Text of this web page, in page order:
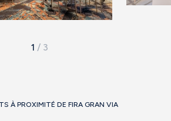
1 / 3
À PROXIMITÉ DE FIRA GRAN VIA